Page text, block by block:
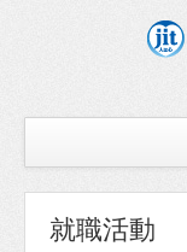
就職活動